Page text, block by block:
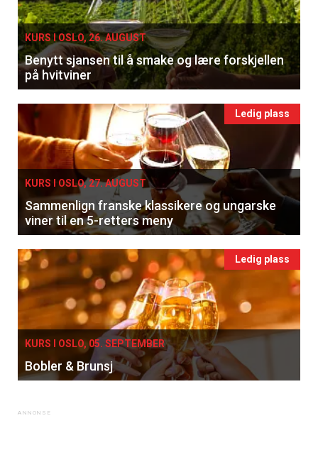
KURS I OSLO, 26. AUGUST
Benytt sjansen til å smake og lære forskjellen
på hvitviner
Ledig plass
KURS I OSLO, 27. AUGUST
Sammenlign franske klassikere og ungarske
viner til en 5-retters meny
Ledig plass
KURS I OSLO, 05. SEPTEMBER
Bobler & Brunsj